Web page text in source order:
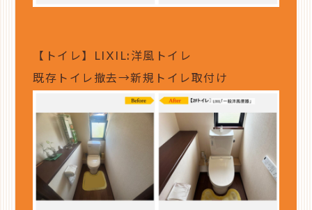
【トイレ】LIXIL:洋風トイレ
既存トイレ撤去→新規トイレ取付け